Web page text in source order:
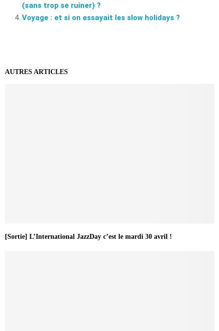
(sans trop se ruiner) ?
Voyage : et si on essayait les slow holidays ?
AUTRES ARTICLES
[Sortie] L’International JazzDay c’est le mardi 30 avril !